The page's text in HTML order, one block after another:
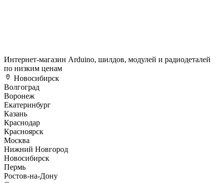
Интернет-магазин Arduino, шилдов, модулей и радиодеталей
по низким ценам
Новосибирск
Волгоград
Воронеж
Екатеринбург
Казань
Краснодар
Красноярск
Москва
Нижний Новгород
Новосибирск
Пермь
Ростов-на-Дону